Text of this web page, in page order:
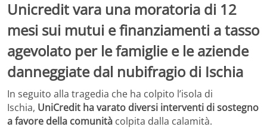
Unicredit vara una moratoria di 12
mesi sui mutui e finanziamenti a tasso
agevolato per le famiglie e le aziende
danneggiate dal nubifragio di Ischia
In seguito alla tragedia che ha colpito l’isola di
Ischia, UniCredit ha varato diversi interventi di sostegno
a favore della comunità colpita dalla calamità.